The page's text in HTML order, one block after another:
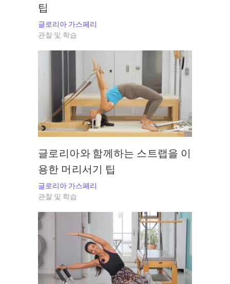
팁
글로리아 가스페리
관찰 및 학습
17:28
글로리아와 함께하는 스트랩을 이
용한 머리서기 팁
글로리아 가스페리
관찰 및 학습